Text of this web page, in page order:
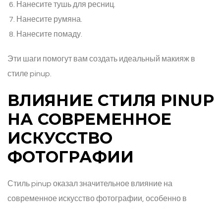
Нанесите тушь для ресниц.
Нанесите румяна.
Нанесите помаду.
Эти шаги помогут вам создать идеальный макияж в
стиле pinup.
ВЛИЯНИЕ СТИЛЯ PINUP
НА СОВРЕМЕННОЕ
ИСКУССТВО
ФОТОГРАФИИ
Стиль pinup оказал значительное влияние на
современное искусство фотографии, особенно в